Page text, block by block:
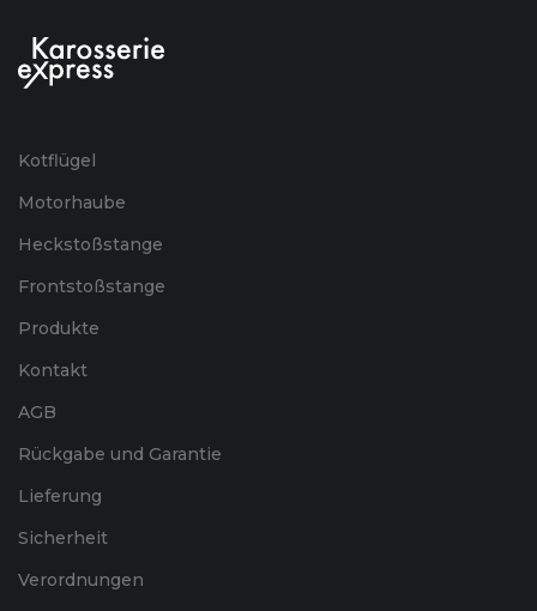
Kotflügel
Motorhaube
Heckstoßstange
Frontstoßstange
Produkte
Kontakt
AGB
Rückgabe und Garantie
Lieferung
Sicherheit
Verordnungen